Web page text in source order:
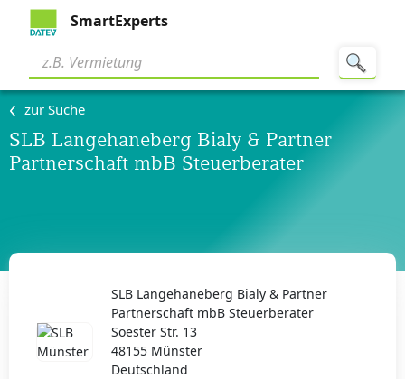
SmartExperts
zur Suche
SLB Langehaneberg Bialy & Partner
Partnerschaft mbB Steuerberater
SLB Langehaneberg Bialy & Partner
Partnerschaft mbB Steuerberater
Soester Str. 13
48155 Münster
Deutschland